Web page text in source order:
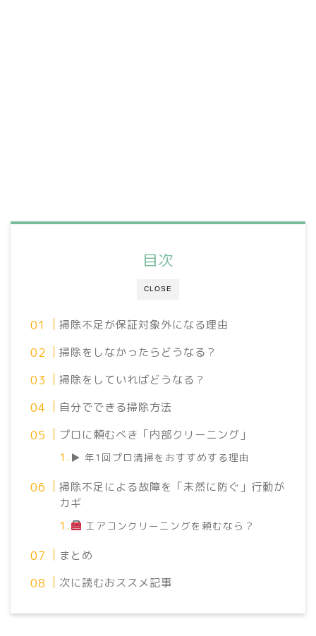
CLOSE
目次
掃除不足が保証対象外になる理由
掃除をしなかったらどうなる？
掃除をしていればどうなる？
自分でできる掃除方法
プロに頼むべき「内部クリーニング」
▶ 年1回プロ清掃をおすすめする理由
掃除不足による故障を「未然に防ぐ」行動が
カギ
エアコンクリーニングを頼むなら？
まとめ
次に読むおススメ記事